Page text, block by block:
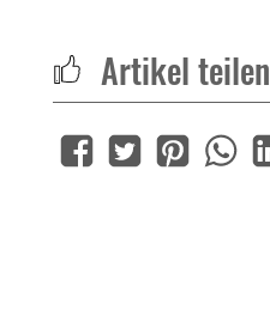
Artikel teilen